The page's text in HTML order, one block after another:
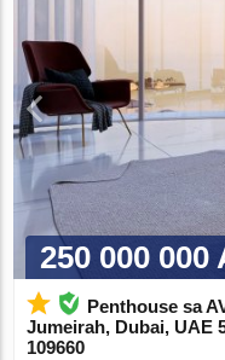
250 000 000
Penthouse sa
Jumeirah, Dubai, UAE
109660